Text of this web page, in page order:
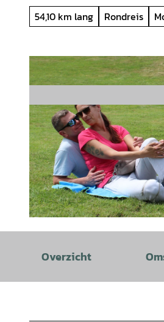
54,10 km lang Rondreis
Overzicht